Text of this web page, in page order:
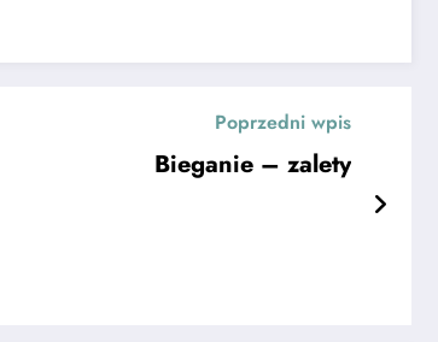
Poprzedni wpis
Bieganie – zalety